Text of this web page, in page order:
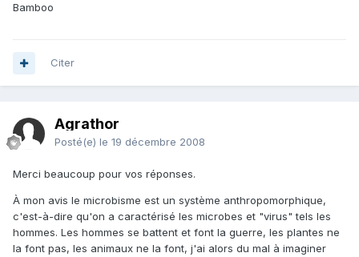
Bamboo
Citer
Agrathor
Posté(e) le 19 décembre 2008
Merci beaucoup pour vos réponses.
À mon avis le microbisme est un système anthropomorphique,
c'est-à-dire qu'on a caractérisé les microbes et "virus" tels les
hommes. Les hommes se battent et font la guerre, les plantes ne
la font pas, les animaux ne la font, j'ai alors du mal à imaginer